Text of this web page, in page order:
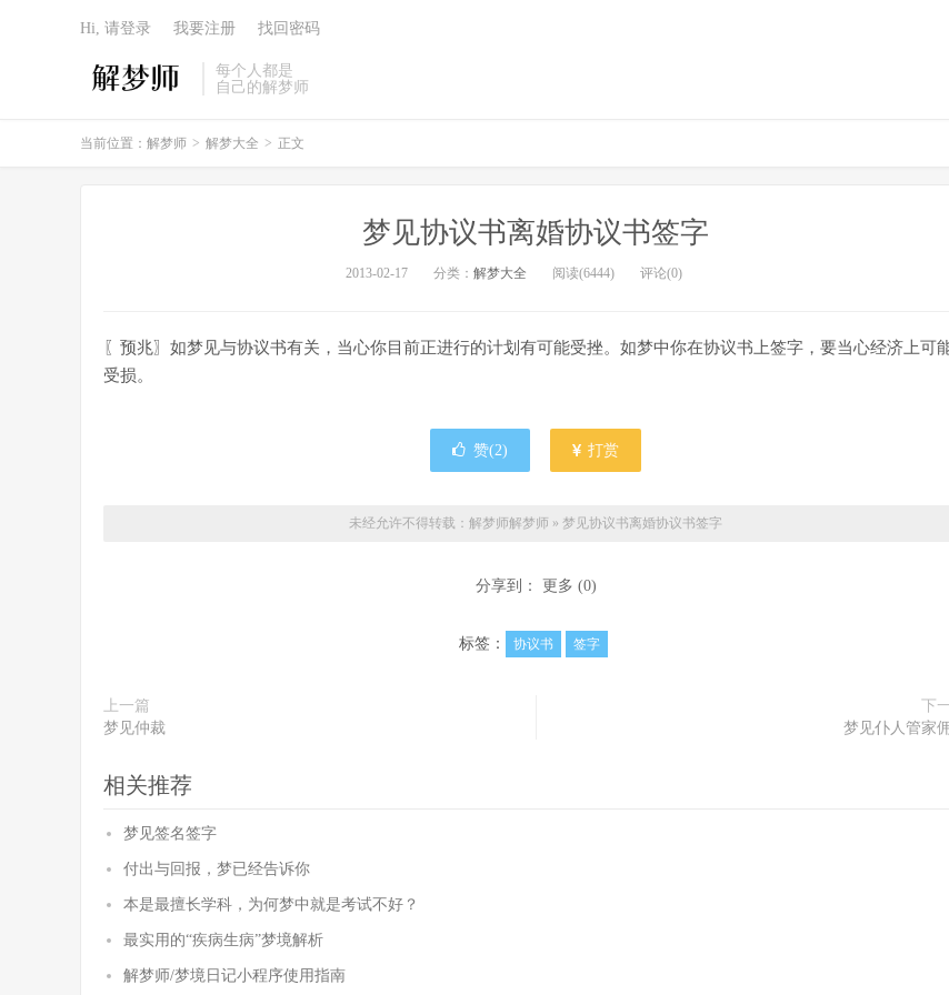
每个人都是
自己的解梦师
Hi, 请登录 我要注册 找回密码
当前位置： 解梦师 > 解梦大全 > 正文
梦见协议书离婚协议书签字
2013-02-17 分类： 解梦大全 阅读(6444) 评论(0)
〖预兆〗如梦见与协议书有关，当心你目前正进行的计划有可能受挫。如梦中你在协议书上签字，要当心经济上可
受损。
赞(2) 打赏
未经允许不得转载：解梦师解梦师 » 梦见协议书离婚协议书签字
分享到： 更多 (0)
标签： 协议书 签字
上一篇
梦见仲裁
下
梦见仆人管家
相关推荐
梦见签名签字
付出与回报，梦已经告诉你
本是最擅长学科，为何梦中就是考试不好？
最实用的“疾病生病”梦境解析
解梦师/梦境日记小程序使用指南